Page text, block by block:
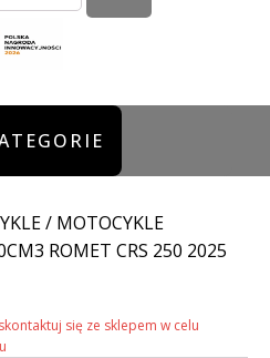
/ MOTOCYKLE
ROMET CRS 250 2025
się ze sklepem w celu